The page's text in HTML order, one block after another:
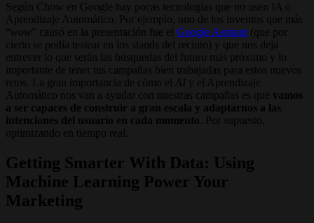
Según Chow en Google hay pocas tecnologías que no usen IA o
Aprendizaje Automático. Por ejemplo, uno de los inventos que más
“ wow ” causó en la presentación fue el Google Assitant (que por
cierto se podía testear en los stands del recinto) y que nos deja
entrever lo que serán las búsquedas del futuro más próximo y lo
importante de tener tus campañas bien trabajadas para estos nuevos
retos. La gran importancia de cómo el
AI y el Aprendizaje
Automático nos van a ayudar con nuestras campañas es que vamos
a ser capaces de construir a gran escala y adaptarnos a las
intenciones del usuario en cada momento . Por supuesto,
optimizando en tiempo real.
Getting Smarter With Data: Using
Machine Learning Power Your
Marketing